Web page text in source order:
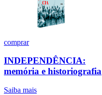
comprar
INDEPENDÊNCIA:
memória e historiografia
Saiba mais